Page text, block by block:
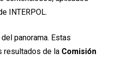
INTERPOL.
panorama. Estas
resultados de la Comisión